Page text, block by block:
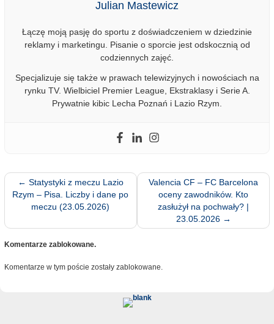
Julian Mastewicz
Łączę moją pasję do sportu z doświadczeniem w dziedzinie
reklamy i marketingu. Pisanie o sporcie jest odskocznią od
codziennych zajęć.
Specjalizuje się także w prawach telewizyjnych i nowościach na
rynku TV. Wielbiciel Premier League, Ekstraklasy i Serie A.
Prywatnie kibic Lecha Poznań i Lazio Rzym.
← Statystyki z meczu Lazio
Rzym – Pisa. Liczby i dane po
meczu (23.05.2026)
Valencia CF – FC Barcelona
oceny zawodników. Kto
zasłużył na pochwały? |
23.05.2026 →
Komentarze zablokowane.
Komentarze w tym poście zostały zablokowane.